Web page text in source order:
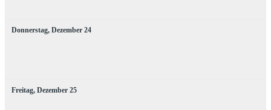
Donnerstag, Dezember 24
Freitag, Dezember 25